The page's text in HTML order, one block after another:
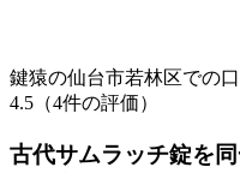
鍵猿の仙台市若林区での
4.5（4件の評価）
古代サムラッチ錠を